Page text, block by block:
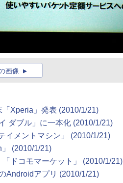
画像
「Xperia」発表 (2010/1/21)
ダブル」に一本化 (2010/1/21)
イメントマシン」
(2010/1/21)
(2010/1/21)
ドコモマーケット」
(2010/1/21)
Androidアプリ (2010/1/21)